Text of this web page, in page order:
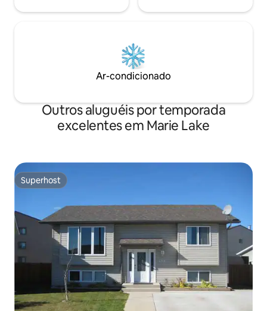
Ar-condicionado
Outros aluguéis por temporada
excelentes em Marie Lake
Superhost
Superhost